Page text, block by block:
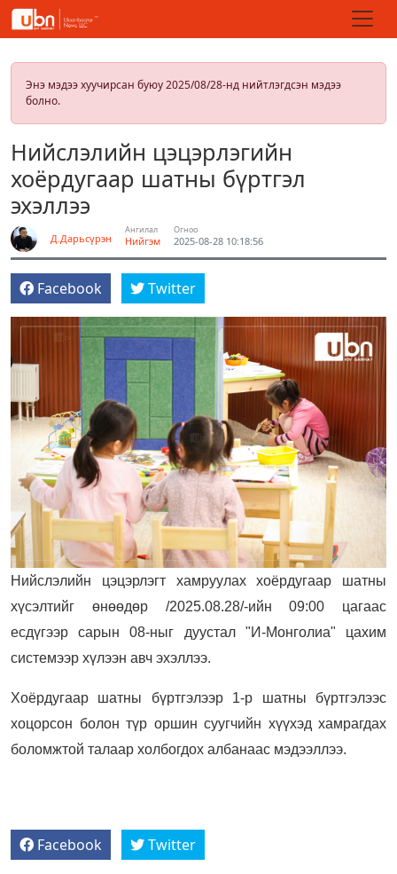
Энэ мэдээ хуучирсан буюу 2025/08/28-нд нийтлэгдсэн мэдээ
болно.
Нийслэлийн цэцэрлэгийн
хоёрдугаар шатны бүртгэл
эхэллээ
Д.Дарьсүрэн
Ангилал
Нийгэм
Огноо
2025-08-28 10:18:56
Facebook Twitter
Нийслэлийн цэцэрлэгт хамруулах хоёрдугаар шатны
хүсэлтийг өнөөдөр /2025.08.28/-ийн 09:00 цагаас
есдүгээр сарын 08-ныг дуустал "И-Монголиа" цахим
системээр хүлээн авч эхэллээ.
Хоёрдугаар шатны бүртгэлээр 1-р шатны бүртгэлээс
хоцорсон болон түр оршин суугчийн хүүхэд хамрагдах
боломжтой талаар холбогдох албанаас мэдээллээ.
Facebook Twitter